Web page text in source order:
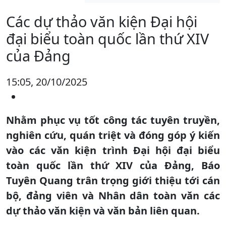
Các dự thảo văn kiện Đại hội
đại biểu toàn quốc lần thứ XIV
của Đảng
15:05, 20/10/2025
Nhằm phục vụ tốt công tác tuyên truyền,
nghiên cứu, quán triệt và đóng góp ý kiến
vào các văn kiện trình Đại hội đại biểu
toàn quốc lần thứ XIV của Đảng, Báo
Tuyên Quang trân trọng giới thiệu tới cán
bộ, đảng viên và Nhân dân toàn văn các
dự thảo văn kiện và văn bản liên quan.